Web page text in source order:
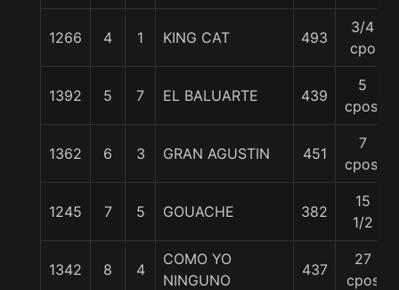
1266 4 1 KING CAT 493
3/4
cpo
1392 5 7 EL BALUARTE 439
5
cpos.
1362 6 3 GRAN AGUSTIN 451
7
cpos.
1245 7 5 GOUACHE 382
15
1/2
1342 8 4
COMO YO
NINGUNO
437
27
cpos